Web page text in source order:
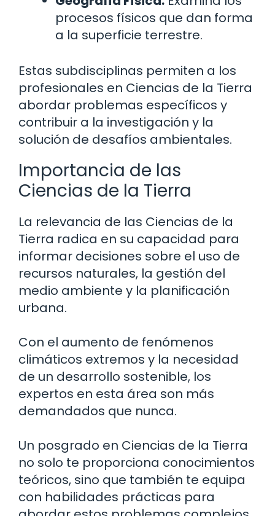
procesos físicos que dan forma
a la superficie terrestre.
Estas subdisciplinas permiten a los
profesionales en Ciencias de la Tierra
abordar problemas específicos y
contribuir a la investigación y la
solución de desafíos ambientales.
Importancia de las
Ciencias de la Tierra
La relevancia de las Ciencias de la
Tierra radica en su capacidad para
informar decisiones sobre el uso de
recursos naturales, la gestión del
medio ambiente y la planificación
urbana.
Con el aumento de fenómenos
climáticos extremos y la necesidad
de un desarrollo sostenible, los
expertos en esta área son más
demandados que nunca.
Un posgrado en Ciencias de la Tierra
no solo te proporciona conocimientos
teóricos, sino que también te equipa
con habilidades prácticas para